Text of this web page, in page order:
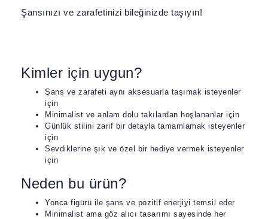
Şansınızı ve zarafetinizi bileğinizde taşıyın!
Kimler için uygun?
Şans ve zarafeti aynı aksesuarla taşımak isteyenler
için
Minimalist ve anlam dolu takılardan hoşlananlar için
Günlük stilini zarif bir detayla tamamlamak isteyenler
için
Sevdiklerine şık ve özel bir hediye vermek isteyenler
için
Neden bu ürün?
Yonca figürü ile şans ve pozitif enerjiyi temsil eder
Minimalist ama göz alıcı tasarımı sayesinde her